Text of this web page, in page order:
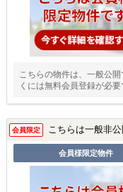
こちらの物件は、一般公
くには無料会員登録が必要
会員限定 こちらは一般非
会員様限定物件